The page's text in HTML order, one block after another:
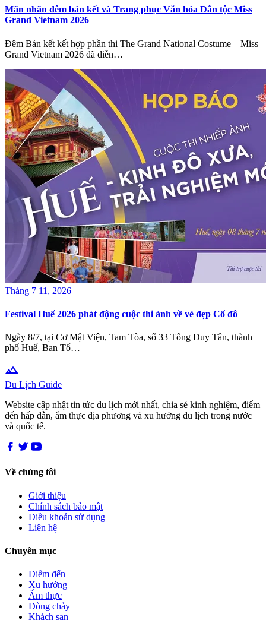
Mãn nhãn đêm bán kết và Trang phục Văn hóa Dân tộc Miss
Grand Vietnam 2026
Đêm Bán kết kết hợp phần thi The Grand National Costume – Miss
Grand Vietnam 2026 đã diễn…
Tháng 7 11, 2026
Festival Huế 2026 phát động cuộc thi ảnh về vẻ đẹp Cố đô
Ngày 8/7, tại Cơ Mật Viện, Tam Tòa, số 33 Tống Duy Tân, thành
phố Huế, Ban Tổ…
terrain
Du Lịch Guide
Website cập nhật tin tức du lịch mới nhất, chia sẻ kinh nghiệm, điểm
đến hấp dẫn, ẩm thực địa phương và xu hướng du lịch trong nước
và quốc tế.
Về chúng tôi
Giới thiệu
Chính sách bảo mật
Điều khoản sử dụng
Liên hệ
Chuyên mục
Điểm đến
Xu hướng
Ẩm thực
Dòng chảy
Khách sạn